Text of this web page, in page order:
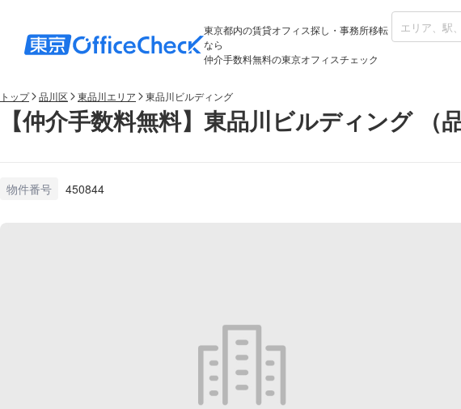
東京都内の賃貸オフィス探し・事務所移転
なら
仲介手数料無料の東京オフィスチェック
トップ 品川区 東品川エリア 東品川ビルディング
【仲介手数料無料】東品川ビルディング （品
物件番号 450844